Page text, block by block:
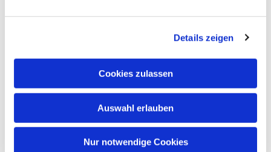
Details zeigen
Cookies zulassen
Auswahl erlauben
Nur notwendige Cookies